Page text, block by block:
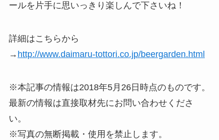
ールを片手に思いっきり楽しんで下さいね！
詳細はこちらから
→ http://www.daimaru-tottori.co.jp/beergarden.html
※本記事の情報は2018年5月26日時点のものです。
最新の情報は直接取材先にお問い合わせくださ
い。
※写真の無断掲載・使用を禁止します。